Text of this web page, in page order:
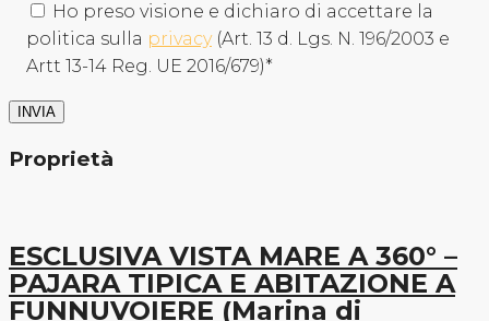
Ho preso visione e dichiaro di accettare la
politica sulla privacy(Art. 13 d. Lgs. N. 196/2003 e
Artt 13-14 Reg. UE 2016/679)*
Proprietà
ESCLUSIVA VISTA MARE A 360° –
PAJARA TIPICA E ABITAZIONE A
FUNNUVOIERE (Marina di